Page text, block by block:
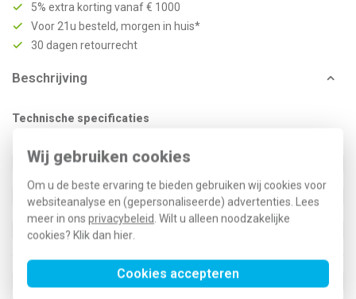
Wij gebruiken cookies
Om u de beste ervaring te bieden gebruiken wij cookies voor
websiteanalyse en (gepersonaliseerde) advertenties. Lees
meer in ons privacybeleid . Wilt u alleen noodzakelijke
cookies? Klik dan hier
Cookies accepteren
5% extra korting vanaf € 1000
Voor 21u besteld, morgen in huis*
30 dagen retourrecht
Beschrijving
Technische specificaties
Kleur
Breedte
25 Millimeter
Halogeenvrij
Ja
13 Millimeter
RAL-nummer
VM25 verloopmof